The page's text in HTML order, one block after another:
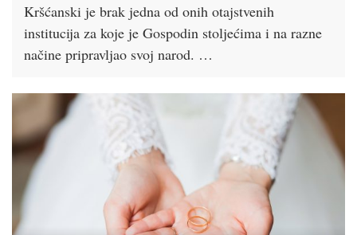
Kršćanski je brak jedna od onih otajstvenih
institucija za koje je Gospodin stoljećima i na razne
načine pripravljao svoj narod. …